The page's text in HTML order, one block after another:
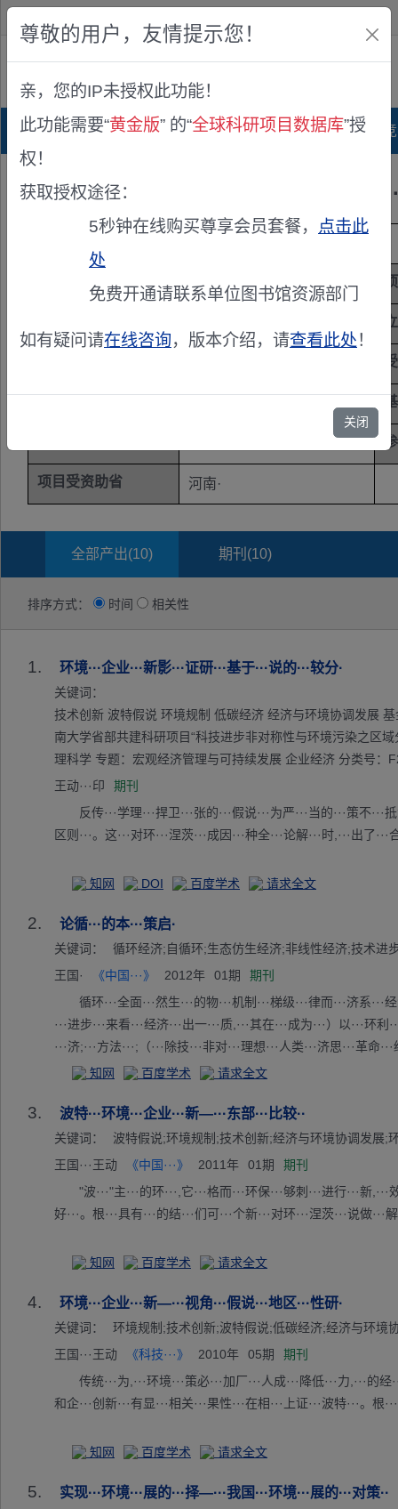
公众版
首页 科研项目库 项目指南库 奖项
统筹
项目主持人 王国·
项目受资助省 河南·
全部产出(10) 期刊(10)
排序方式： 时间 相关性
1. 环境···企业···新影···证研···基于···说的···较分·
关键词：
技术创新 波特假说 环境规制 低碳经济 经济与环境协调发展
南大学省部共建科研项目“科技进步非对称性与环境污染之
理科学 专题：宏观经济管理与可持续发展 企业经济 分类号：
王动···印
期刊
反传···学理···捍卫···张的···假说···为严···当的···策不···
区则···。这···对环···涅茨···成因···种全···论解···时,···出了
知网 DOI 百度学术 请求全文
2. 论循···的本···策启·
关键词：
循环经济;自循环;生态仿生经济;非线性经济;技术进
王国·
《中国···》 2012年 01期
期刊
循环···全面···然生···的物···机制···梯级···律而···济系···
···进步···来看···经济···出一···质,···其在···成为···）以···环
···济;···方法···;（···除技···非对···理想···人类···济思···革命
知网
百度学术 请求全文
3. 波特···环境···企业···新—···东部···比较··
关键词：
波特假说;环境规制;技术创新;经济与环境协调发展;
王国···王动
《中国···》 2011年 01期
期刊
"波···"主···的环···,它···格而···环保···够刺···进行···新
好···。根···具有···的结···们可···个新···对环···涅茨···说做···
知网 百度学术 请求全文
4. 环境···企业···新—···视角···假说···地区···性研·
关键词：
环境规制;技术创新;波特假说;低碳经济;经济与环境
王国···王动
《科技···》 2010年 05期
期刊
传统···为,···环境···策必···加厂···人成···降低···力,···的经
和企···创新···有显···相关···果性···在相···上证···波特···。根
知网 百度学术 请求全文
5. 实现···环境···展的···择—···我国···环境···展的···对策··
尊敬的用户，友情提示您！
亲，您的IP未授权此功能！
此功能需要“黄金版” 的“全球科研项目数据库”授
权！
获取授权途径：
5秒钟在线购买尊享会员套餐， 点击此
处
免费开通请联系单位图书馆资源部门
如有疑问请在线咨询，版本介绍，请查看此处！
关闭